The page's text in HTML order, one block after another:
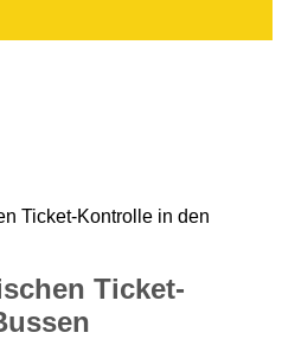
Ticket-Kontrolle in den
Ticket-